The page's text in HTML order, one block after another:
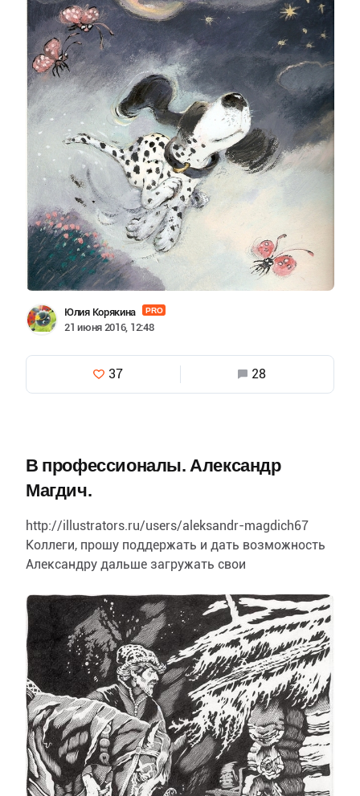
Юлия Корякина PRO
21 июня 2016, 12:48
37 28
В профессионалы. Александр
Магдич.
http://illustrators.ru/users/aleksandr-magdich67
Коллеги, прошу поддержать и дать возможность
Александру дальше загружать свои
исчерпан.